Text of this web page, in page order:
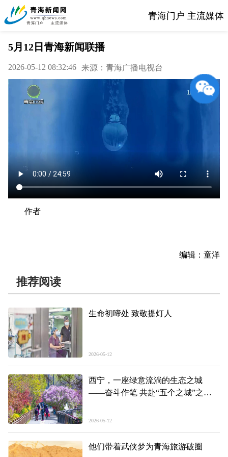
青海门户 主流媒体
5月12日青海新闻联播
2026-05-12 08:32:46 来源：青海广播电视台
作者
编辑：童洋
推荐阅读
生命初啼处 致敬提灯人
2026-05-12
西宁，一座绿意流淌的生态之城
——奋斗作笔 共赴“五个之城”之约
2026-05-12
他们带着武侠梦为青海旅游破圈